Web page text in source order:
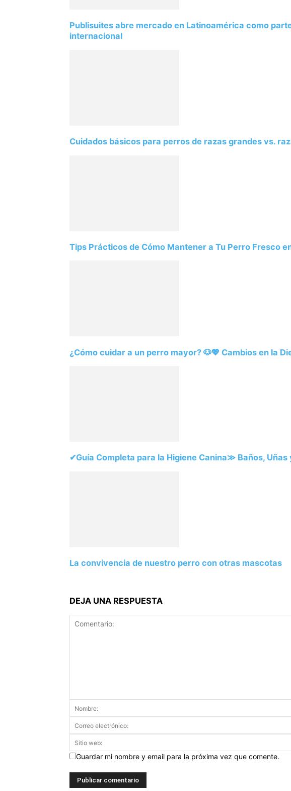
Publisuites abre mercado en Latinoamérica como
internacional
Cuidados básicos para perros de razas grandes vs.
Tips Prácticos de Cómo Mantener a Tu Perro Fresco
¿Cómo cuidar a un perro mayor? 🐶💖 Cambios en la
✔Guía Completa para la Higiene Canina≫ Baños, Uñas
La convivencia de nuestro perro con otras mascotas
DEJA UNA RESPUESTA
Guardar mi nombre y email para la próxima vez que comente.